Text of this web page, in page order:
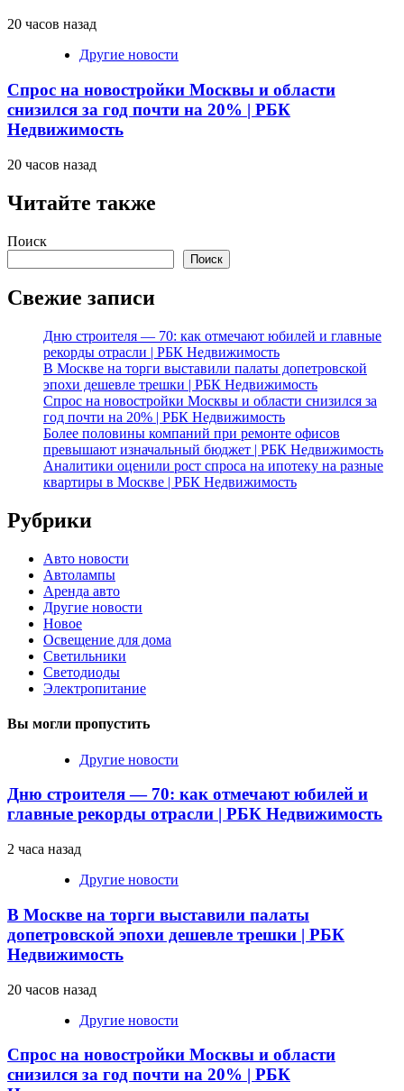
20 часов назад
Другие новости
Спрос на новостройки Москвы и области
снизился за год почти на 20% | РБК
Недвижимость
20 часов назад
Читайте также
Поиск
Поиск
Свежие записи
Дню строителя — 70: как отмечают юбилей и главные
рекорды отрасли | РБК Недвижимость
В Москве на торги выставили палаты допетровской
эпохи дешевле трешки | РБК Недвижимость
Спрос на новостройки Москвы и области снизился за
год почти на 20% | РБК Недвижимость
Более половины компаний при ремонте офисов
превышают изначальный бюджет | РБК Недвижимость
Аналитики оценили рост спроса на ипотеку на разные
квартиры в Москве | РБК Недвижимость
Рубрики
Авто новости
Автолампы
Аренда авто
Другие новости
Новое
Освещение для дома
Светильники
Светодиоды
Электропитание
Вы могли пропустить
Другие новости
Дню строителя — 70: как отмечают юбилей и
главные рекорды отрасли | РБК Недвижимость
2 часа назад
Другие новости
В Москве на торги выставили палаты
допетровской эпохи дешевле трешки | РБК
Недвижимость
20 часов назад
Другие новости
Спрос на новостройки Москвы и области
снизился за год почти на 20% | РБК